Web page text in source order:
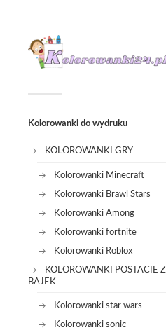
Kolorowanki do wydruku
KOLOROWANKI GRY
Kolorowanki Minecraft
Kolorowanki Brawl Stars
Kolorowanki Among
Kolorowanki fortnite
Kolorowanki Roblox
KOLOROWANKI POSTACIE Z
BAJEK
Kolorowanki star wars
Kolorowanki sonic